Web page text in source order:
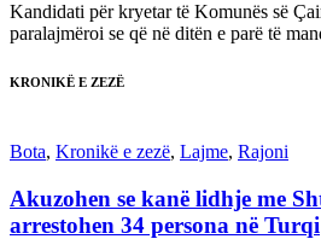
Kandidati për kryetar të Komunës së
paralajmëroi se që në ditën e parë të
KRONIKË E ZEZË
Bota, Kronikë e zezë, Lajme, Rajoni
Akuzohen se kanë lidhje me
arrestohen 34 persona në Turqi